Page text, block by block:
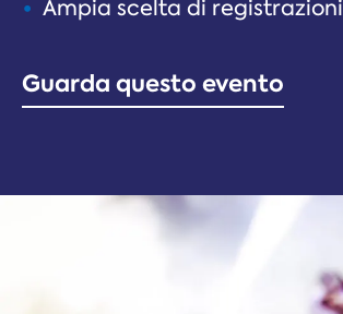
Ampia scelta di registrazioni
Guarda questo evento